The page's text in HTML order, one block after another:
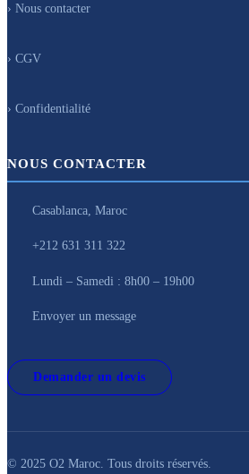
› Nous contacter
› CGV
› Confidentialité
NOUS CONTACTER
Casablanca, Maroc
+212 631 311 322
Lundi – Samedi : 8h00 – 19h00
Envoyer un message
Demander un devis
© 2025 O2 Maroc. Tous droits réservés.